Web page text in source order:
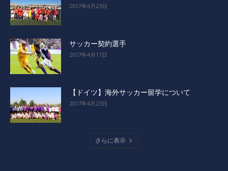
2017年4月23日
サッカー契約選手
2017年4月17日
【ドイツ】海外サッカー留学について
2017年4月23日
さらに表示